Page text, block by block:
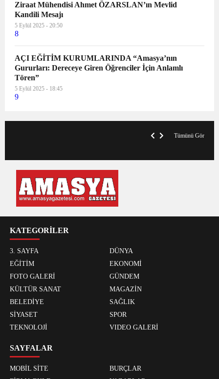
Ziraat Mühendisi Ahmet ÖZARSLAN’ın Mevlid
Kandili Mesajı
5 Eylül 2025 - 20:50
8
AÇI EĞİTİM KURUMLARINDA “Amasya’nın
Gururları: Dereceye Giren Öğrenciler İçin Anlamlı
Tören”
5 Eylül 2025 - 18:45
9
Tümünü Gör
KATEGORİLER
3. SAYFA
DÜNYA
EĞİTİM
EKONOMİ
FOTO GALERİ
GÜNDEM
KÜLTÜR SANAT
MAGAZİN
BELEDİYE
SAĞLIK
SİYASET
SPOR
TEKNOLOJİ
VIDEO GALERİ
SAYFALAR
MOBİL SİTE
BURÇLAR